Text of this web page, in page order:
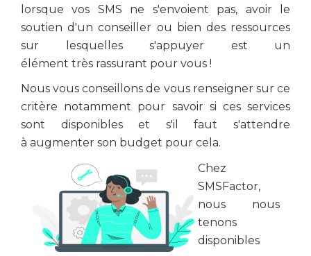
lorsque vos SMS ne s'envoient pas, avoir le
soutien d'un conseiller ou bien des ressources
sur lesquelles s'appuyer est un
élément très rassurant pour vous !
Nous vous conseillons de vous renseigner sur ce
critère notamment pour savoir si ces services
sont disponibles et s'il faut s'attendre
à augmenter son budget pour cela.
Chez
SMSFactor,
nous nous
tenons
disponibles